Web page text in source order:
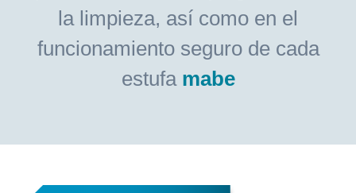
la limpieza, así como en el
funcionamiento seguro de cada
estufa mabe